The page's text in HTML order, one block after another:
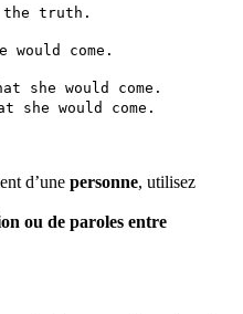
the truth.
would come.
she would come.
she would come.
d’une personne, utilisez
ou de paroles entre